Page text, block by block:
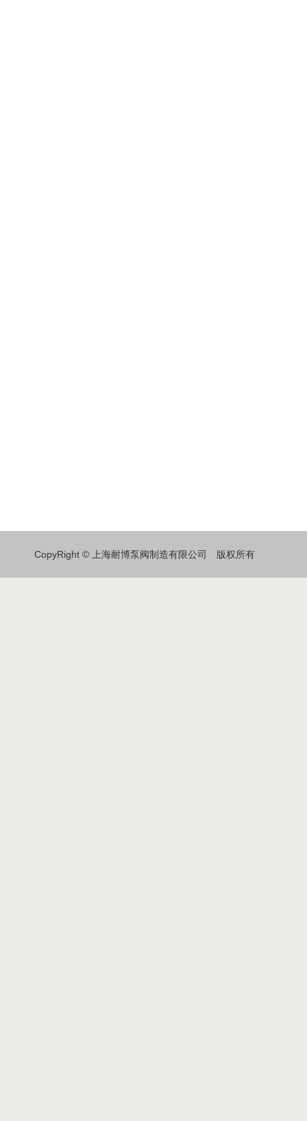
CopyRight © 上海耐博泵阀制造有限公司 版权所有